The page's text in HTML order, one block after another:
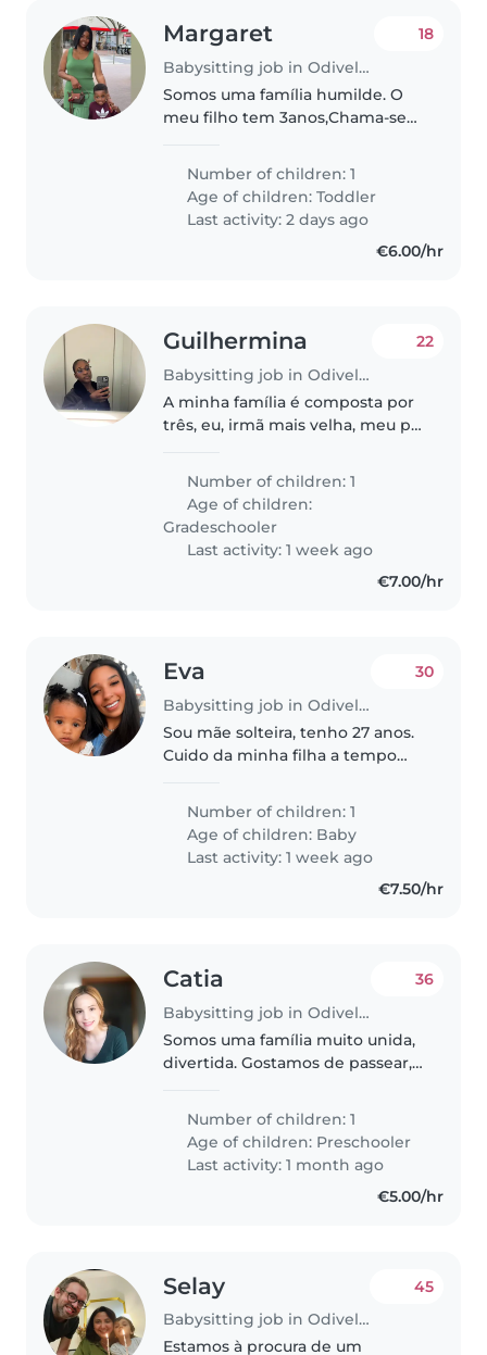
Margaret
Babysitting job in Odivelas
18
Somos uma família humilde. O
meu filho tem 3anos,Chama-se
Number of children: 1
Age of children:Toddler
Last activity: 2 days ago
€6.00/hr
Guilhermina
Babysitting job in Odivelas
22
A minha família é composta por
três, eu, irmã mais velha, meu pai
irmão é uma criança muito
carinhosa, tem espectro do
autismo nível 1, ele fala o básico..
Number of children: 1
Age of children:
Gradeschooler
Last activity: 1 week ago
€7.00/hr
Eva
Babysitting job in Odivelas
30
Sou mãe solteira, tenho 27 anos.
Cuido da minha filha a tempo
aos cuidados de alguém para
que possa iniciar novamente o
trabalho. A minha bebé chama..
Number of children: 1
Age of children: Baby
Last activity: 1 week ago
€7.50/hr
Catia
Babysitting job in Odivelas
36
Somos uma família muito unida,
divertida. Gostamos de passear,
ambos muito conversadores.
Number of children: 1
Age of children: Preschooler
Last activity: 1 month ago
€5.00/hr
Selay
Babysitting job in Odivelas
45
Estamos à procura de um